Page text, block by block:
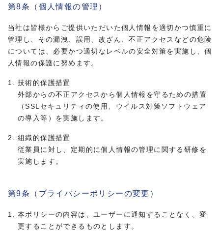
第8条（個人情報の管理）
当社は皆様からご提供いただいた個人情報を適切かつ慎重に
管理し、その漏洩、誤用、改ざん、不正アクセスなどの危険
については、必要かつ適切なレベルの安全対策を実施し、個
人情報の保護に努めます。
技術的保護措置
外部からの不正アクセスから個人情報を守るための措置
（SSLセキュリティの使用、ウイルス対策ソフトウェア
の導入等）を実施します。
組織的保護措置
従業員に対し、定期的に個人情報の管理に関する研修を
実施します。
第9条（プライバシーポリシーの変更）
本ポリシーの内容は、ユーザーに通知することなく、変
更することができるものとします。